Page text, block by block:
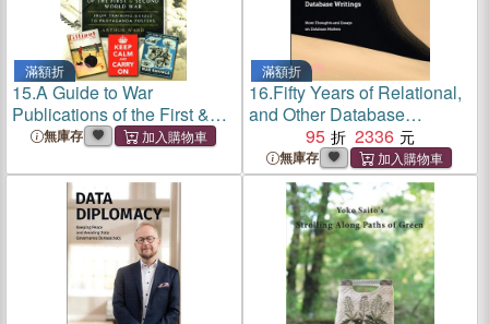
滿額折
15.A Guide to War
Publications of the First &
Second World War ─ From
Propaganda Posters
無庫存
滿額折
16.Fifty Years of Relational,
and Other Database
Writings95 2336
無庫存